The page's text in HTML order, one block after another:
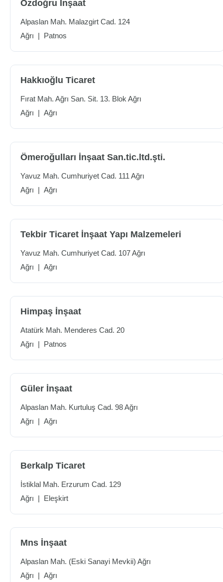
Özdoğru İnşaat
Alpaslan Mah. Malazgirt Cad. 124
Ağrı | Patnos
Hakkıoğlu Ticaret
Fırat Mah. Ağrı San. Sit. 13. Blok Ağrı
Ağrı | Ağrı
Ömeroğulları İnşaat San.tic.ltd.şti.
Yavuz Mah. Cumhuriyet Cad. 111 Ağrı
Ağrı | Ağrı
Tekbir Ticaret İnşaat Yapı Malzemeleri
Yavuz Mah. Cumhuriyet Cad. 107 Ağrı
Ağrı | Ağrı
Himpaş İnşaat
Atatürk Mah. Menderes Cad. 20
Ağrı | Patnos
Güler İnşaat
Alpaslan Mah. Kurtuluş Cad. 98 Ağrı
Ağrı | Ağrı
Berkalp Ticaret
İstiklal Mah. Erzurum Cad. 129
Ağrı | Eleşkirt
Mns İnşaat
Alpaslan Mah. (Eski Sanayi Mevkii) Ağrı
Ağrı | Ağrı